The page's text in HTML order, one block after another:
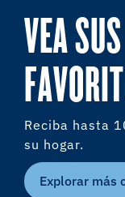
VEA
Reciba hasta
su hogar.
Explorar más